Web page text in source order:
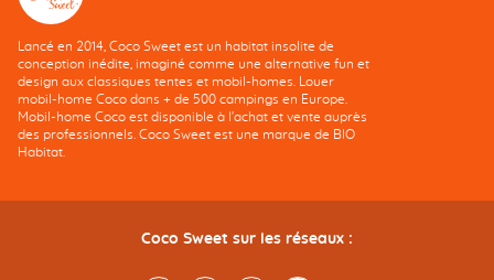
Lancé en 2014, Coco Sweet est un habitat insolite de
conception inédite, imaginé comme une alternative fun et
design aux classiques tentes et mobil-homes. Louer
mobil-home Coco dans + de 500 campings en Europe.
Mobil-home Coco est disponible à l'achat et vente auprès
des professionnels. Coco Sweet est une marque de BIO
Habitat.
Coco Sweet sur les réseaux :